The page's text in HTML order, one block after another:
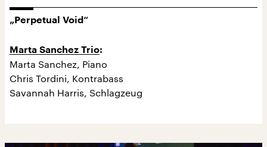
„Perpetual Void“
Marta Sanchez Trio:
Marta Sanchez, Piano
Chris Tordini, Kontrabass
Savannah Harris, Schlagzeug